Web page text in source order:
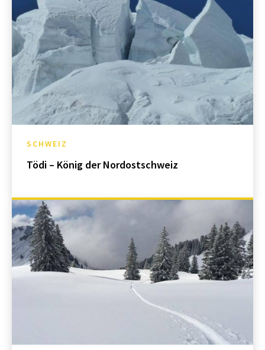
SCHWEIZ
Tödi – König der Nordostschweiz